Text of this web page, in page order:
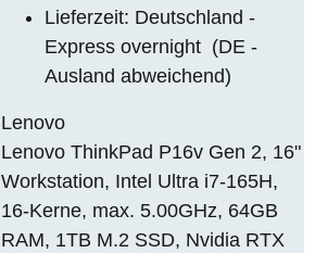
Lieferzeit: Deutschland -
Express overnight (DE -
Ausland abweichend)
Lenovo
Lenovo ThinkPad P16v Gen 2, 16"
Workstation, Intel Ultra i7-165H,
16-Kerne, max. 5.00GHz, 64GB
RAM, 1TB M.2 SSD, Nvidia RTX